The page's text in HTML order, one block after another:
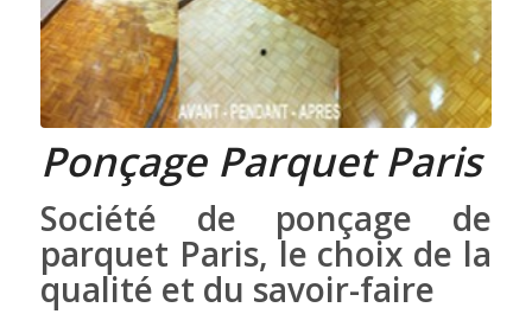
Ponçage Parquet Paris
Société de ponçage de
parquet Paris, le choix de la
qualité et du savoir-faire